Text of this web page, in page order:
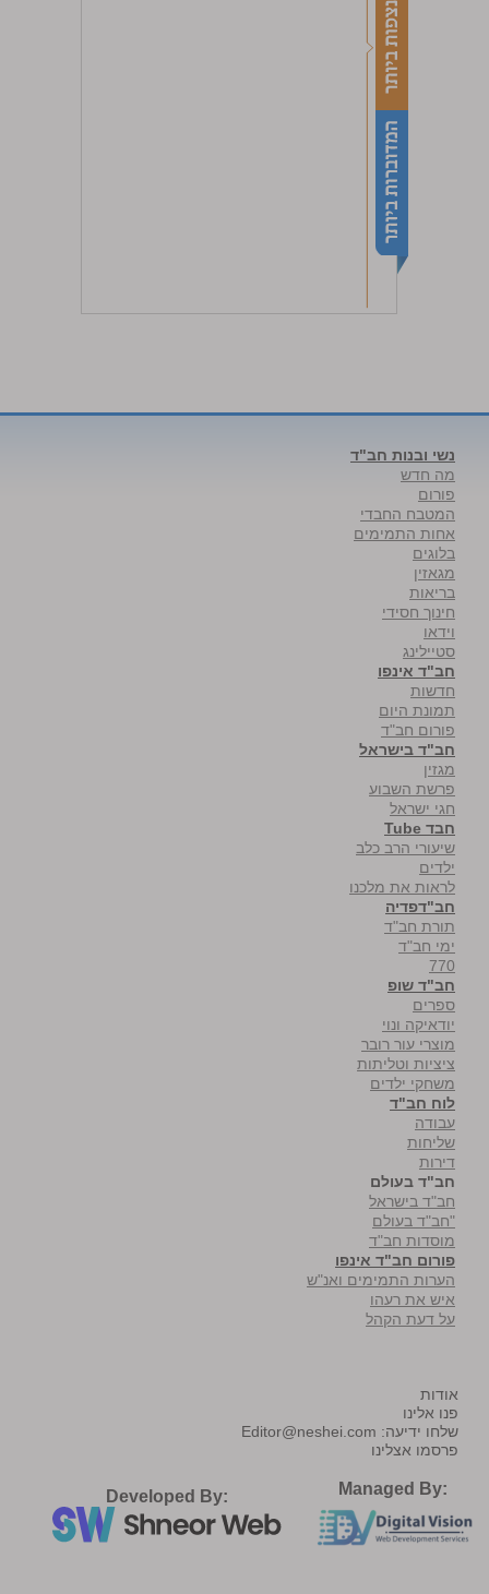
נשי ובנות חב"ד
מה חדש
פורום
המטבח החבדי
אחות התמימים
בלוגים
מגאזין
בריאות
חינוך חסידי
וידאו
סטיילינג
חב"ד אינפו
חדשות
תמונת היום
פורום חב"ד
חב"ד בישראל
מגזין
פרשת השבוע
חגי ישראל
חבד Tube
שיעורי הרב כלב
ילדים
לראות את מלכנו
חב"דפדיה
תורת חב"ד
ימי חב"ד
770
חב"ד שופ
ספרים
יודאיקה ונוי
מוצרי עור רובר
ציציות וטליתות
משחקי ילדים
לוח חב"ד
עבודה
שליחות
דירות
חב"ד בעולם
חב"ד בישראל
"חב"ד בעולם
מוסדות חב"ד
פורום חב"ד אינפו
הערות התמימים ואנ"ש
איש את רעהו
על דעת הקהל
אודות
פנו אלינו
שלחו ידיעה: Editor@neshei.com
פרסמו אצלינו
Developed By: Managed By: